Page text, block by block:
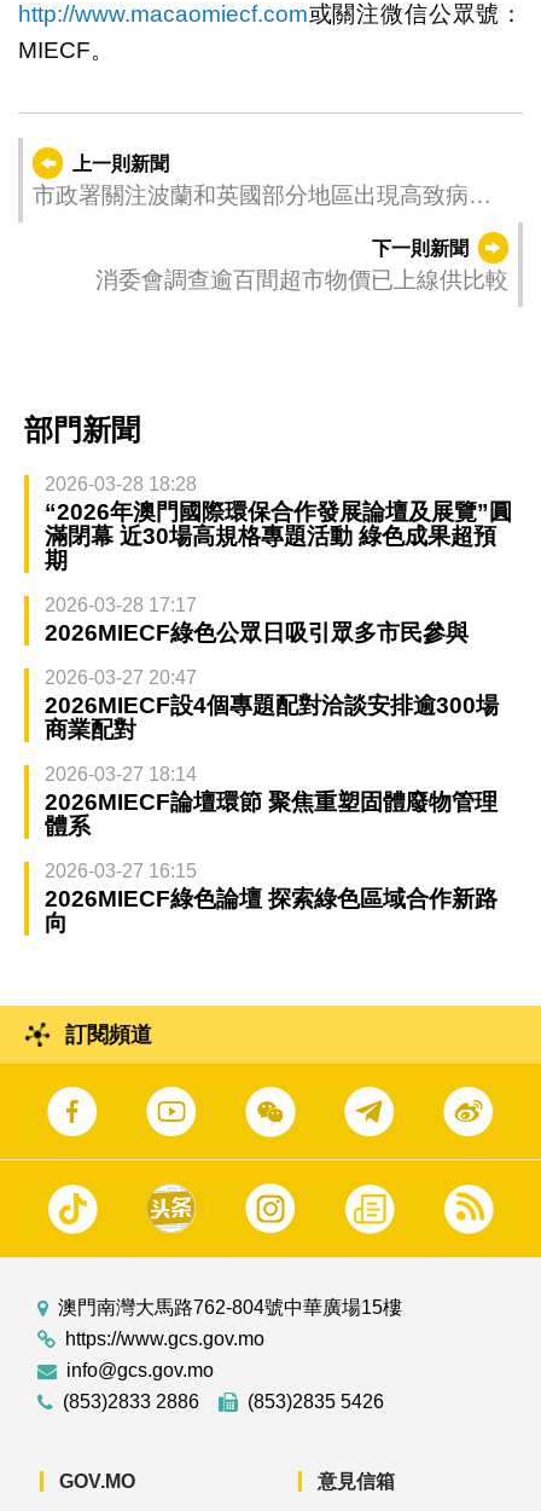
http://www.macaomiecf.com或關注微信公眾號：
MIECF。
上一則新聞
市政署關注波蘭和英國部分地區出現高致病性
下一則新聞
消委會調查逾百間超市物價已上線供比較
部門新聞
2026-03-28 18:28
“2026年澳門國際環保合作發展論壇及展覽”圓
滿閉幕 近30場高規格專題活動 綠色成果超預
期
2026-03-28 17:17
2026MIECF綠色公眾日吸引眾多市民參與
2026-03-27 20:47
2026MIECF設4個專題配對洽談安排逾300場
商業配對
2026-03-27 18:14
2026MIECF論壇環節 聚焦重塑固體廢物管理
體系
2026-03-27 16:15
2026MIECF綠色論壇 探索綠色區域合作新路
向
訂閱頻道
澳門南灣大馬路762-804號中華廣場15樓
https://www.gcs.gov.mo
info@gcs.gov.mo
(853)2833 2886
(853)2835 5426
GOV.MO 意見信箱